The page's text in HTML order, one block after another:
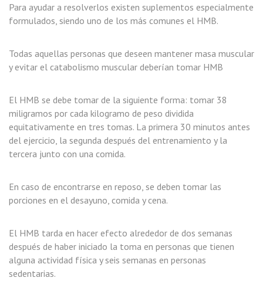
Para ayudar a resolverlos existen suplementos especialmente
formulados, siendo uno de los más comunes el HMB.
Todas aquellas personas que deseen mantener masa muscular
y evitar el catabolismo muscular deberían tomar HMB
El HMB se debe tomar de la siguiente forma: tomar 38
miligramos por cada kilogramo de peso dividida
equitativamente en tres tomas. La primera 30 minutos antes
del ejercicio, la segunda después del entrenamiento y la
tercera junto con una comida.
En caso de encontrarse en reposo, se deben tomar las
porciones en el desayuno, comida y cena.
El HMB tarda en hacer efecto alrededor de dos semanas
después de haber iniciado la toma en personas que tienen
alguna actividad física y seis semanas en personas
sedentarias.